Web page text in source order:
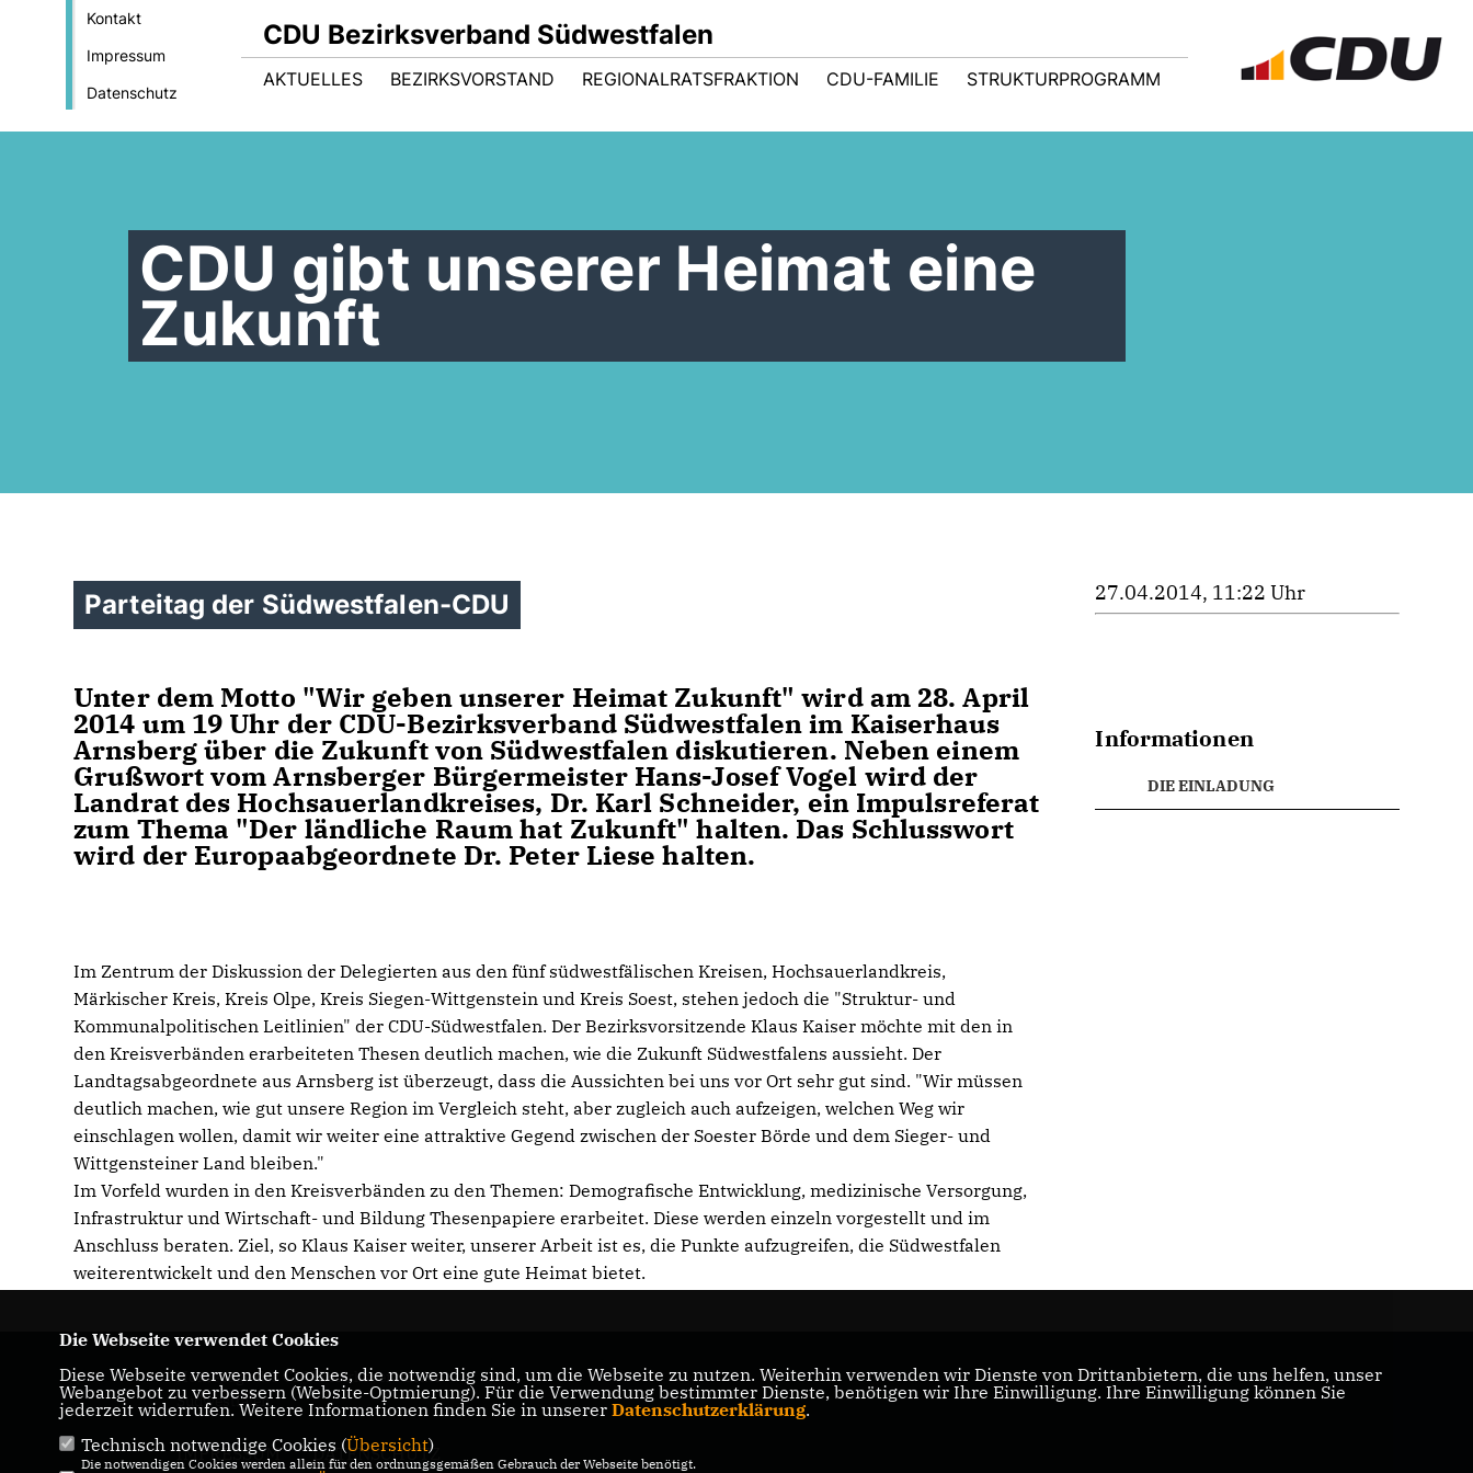
Kontakt
Impressum
Datenschutz
CDU Bezirksverband Südwestfalen
AKTUELLES BEZIRKSVORSTAND REGIONALRATSFRAKTION CDU-FAMILIE STRUKTURPROGRAMM
CDU gibt unserer Heimat eine
Zukunft
Parteitag der Südwestfalen-CDU
Unter dem Motto "Wir geben unserer Heimat Zukunft" wird am 28. April
2014 um 19 Uhr der CDU-Bezirksverband Südwestfalen im Kaiserhaus
Arnsberg über die Zukunft von Südwestfalen diskutieren. Neben einem
Grußwort vom Arnsberger Bürgermeister Hans-Josef Vogel wird der
Landrat des Hochsauerlandkreises, Dr. Karl Schneider, ein Impulsreferat
zum Thema "Der ländliche Raum hat Zukunft" halten. Das Schlusswort
wird der Europaabgeordnete Dr. Peter Liese halten.
Im Zentrum der Diskussion der Delegierten aus den fünf südwestfälischen Kreisen, Hochsauerlandkreis,
Märkischer Kreis, Kreis Olpe, Kreis Siegen-Wittgenstein und Kreis Soest, stehen jedoch die "Struktur- und
Kommunalpolitischen Leitlinien" der CDU-Südwestfalen. Der Bezirksvorsitzende Klaus Kaiser möchte mit den in
den Kreisverbänden erarbeiteten Thesen deutlich machen, wie die Zukunft Südwestfalens aussieht. Der
Landtagsabgeordnete aus Arnsberg ist überzeugt, dass die Aussichten bei uns vor Ort sehr gut sind. "Wir müssen
deutlich machen, wie gut unsere Region im Vergleich steht, aber zugleich auch aufzeigen, welchen Weg wir
einschlagen wollen, damit wir weiter eine attraktive Gegend zwischen der Soester Börde und dem Sieger- und
Wittgensteiner Land bleiben."
Im Vorfeld wurden in den Kreisverbänden zu den Themen: Demografische Entwicklung, medizinische Versorgung,
Infrastruktur und Wirtschaft- und Bildung Thesenpapiere erarbeitet. Diese werden einzeln vorgestellt und im
Anschluss beraten. Ziel, so Klaus Kaiser weiter, unserer Arbeit ist es, die Punkte aufzugreifen, die Südwestfalen
weiterentwickelt und den Menschen vor Ort eine gute Heimat bietet.
27.04.2014, 11:22 Uhr
Informationen
DIE EINLADUNG
Homepage des CDU Bezirksverbandes
Südwestfalen
IMPRESSUM
DATENSCHUTZ
Die Webseite verwendet Cookies
Diese Webseite verwendet Cookies, die notwendig sind, um die Webseite zu nutzen. Weiterhin verwenden wir Dienste von Drittanbietern, die uns helfen, unser
Webangebot zu verbessern (Website-Optmierung). Für die Verwendung bestimmter Dienste, benötigen wir Ihre Einwilligung. Ihre Einwilligung können Sie
jederzeit widerrufen. Weitere Informationen finden Sie in unserer Datenschutzerklärung.
Technisch notwendige Cookies (Übersicht)
Die notwendigen Cookies werden allein für den ordnungsgemäßen Gebrauch der Webseite benötigt.